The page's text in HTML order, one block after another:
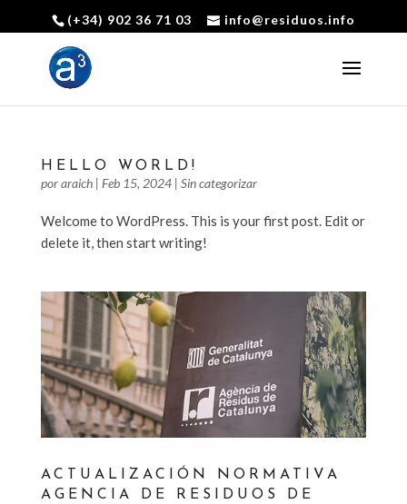
Abrir barra de herramientas
(+34) 902 36 71 03 info@residuos.info
HELLO WORLD!
poraraich| Feb 15, 2024| Sin categorizar
Welcome to WordPress. This is your first post. Edit or
delete it, then start writing!
ACTUALIZACIÓN NORMATIVA
AGENCIA DE RESIDUOS DE